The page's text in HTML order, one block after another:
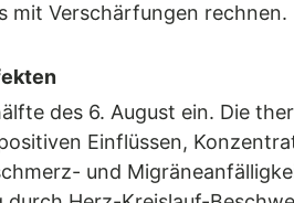
mit Verschärfungen rechnen.
des 6. August ein. Die
Einflüssen,
und